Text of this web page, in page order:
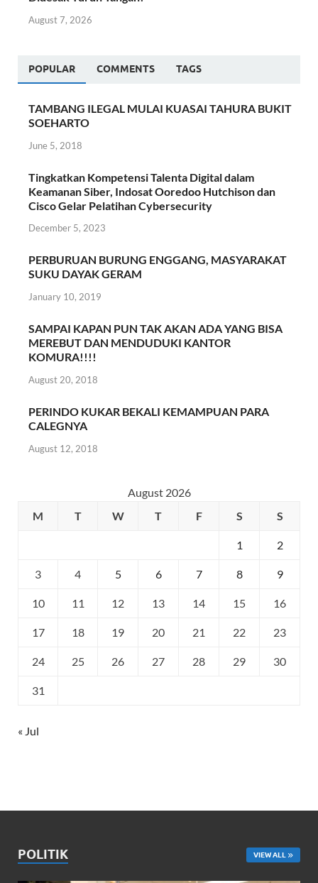
August 7, 2026
POPULAR COMMENTS TAGS
TAMBANG ILEGAL MULAI KUASAI TAHURA BUKIT
SOEHARTO
June 5, 2018
Tingkatkan Kompetensi Talenta Digital dalam
Keamanan Siber, Indosat Ooredoo Hutchison dan
Cisco Gelar Pelatihan Cybersecurity
December 5, 2023
PERBURUAN BURUNG ENGGANG, MASYARAKAT
SUKU DAYAK GERAM
January 10, 2019
SAMPAI KAPAN PUN TAK AKAN ADA YANG BISA
MEREBUT DAN MENDUDUKI KANTOR
KOMURA!!!!
August 20, 2018
PERINDO KUKAR BEKALI KEMAMPUAN PARA
CALEGNYA
August 12, 2018
August 2026
M
T W T F S S
1 2
3 4 5 6 7 8 9
10 11 12 13 14 15 16
17 18 19 20 21 22 23
24 25 26 27 28 29 30
31
« Jul
POLITIK VIEW ALL